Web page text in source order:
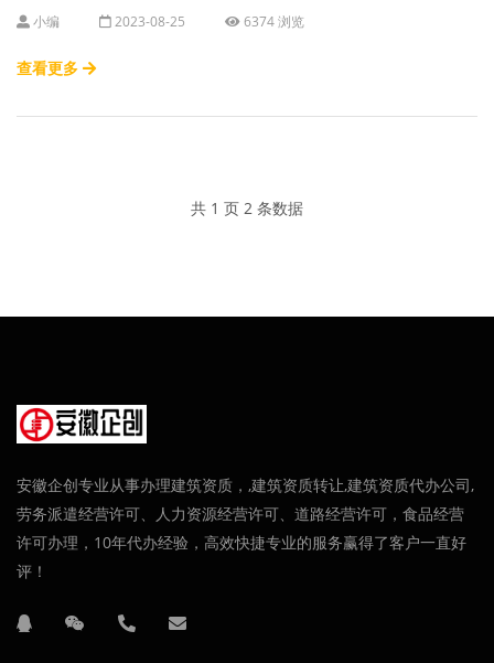
小编 2023-08-25 6374 浏览
查看更多
共 1 页 2 条数据
安徽企创专业从事办理建筑资质，,建筑资质转让,建筑资质代办公司,
劳务派遣经营许可、人力资源经营许可、道路经营许可，食品经营
许可办理，10年代办经验，高效快捷专业的服务赢得了客户一直好
评！